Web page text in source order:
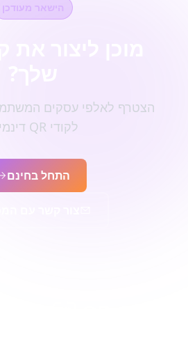
הישאר מעודכן
לקודי QR דינמיים
התחל בחינם